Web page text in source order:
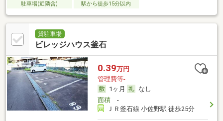
駐車場(近隣含)
駅から徒歩15分以内
貸駐車場
ビレッジハウス釜石
0.39万円
管理費等-
1ヶ月
なし
面積-
ＪＲ釜石線 小佐野駅 徒歩25分